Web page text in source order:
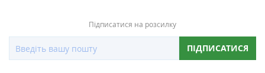
Підписатися на розсилку
ПІДПИСАТИСЯ